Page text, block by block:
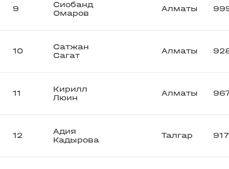
9
Сиобанд
Омаров
Алматы
10
Сатжан
Сагат
Алматы
11
Кирилл
Люин
Алматы
12
Адия
Кадырова
Талгар 917